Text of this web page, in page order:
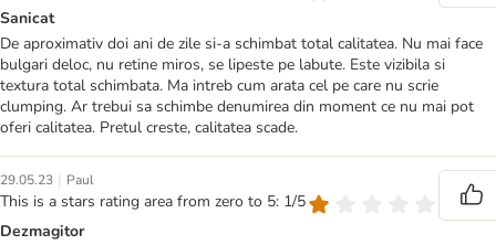
Sanicat
De aproximativ doi ani de zile si-a schimbat total calitatea. Nu mai face
bulgari deloc, nu retine miros, se lipeste pe labute. Este vizibila si
textura total schimbata. Ma intreb cum arata cel pe care nu scrie
clumping. Ar trebui sa schimbe denumirea din moment ce nu mai pot
oferi calitatea. Pretul creste, calitatea scade.
29.05.23 | Paul
This is a stars rating area from zero to 5: 1/5
Dezmagitor